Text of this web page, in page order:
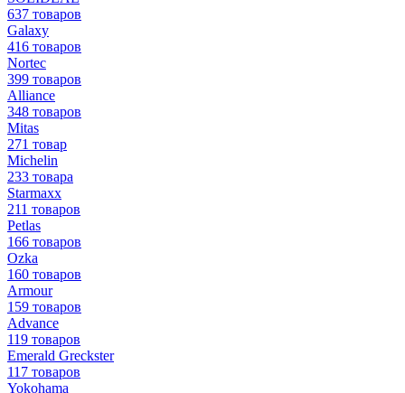
637 товаров
Galaxy
416 товаров
Nortec
399 товаров
Alliance
348 товаров
Mitas
271 товар
Michelin
233 товара
Starmaxx
211 товаров
Petlas
166 товаров
Ozka
160 товаров
Armour
159 товаров
Advance
119 товаров
Emerald Greckster
117 товаров
Yokohama